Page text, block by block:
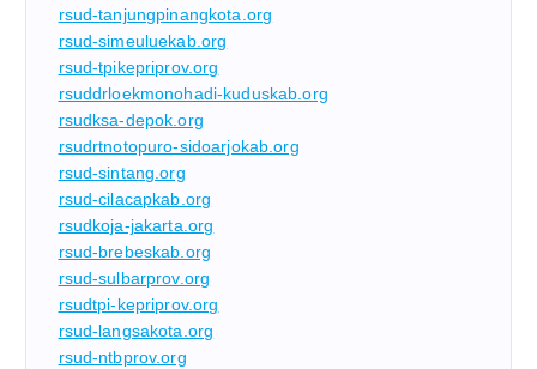
rsud-tanjungpinangkota.org
rsud-simeuluekab.org
rsud-tpikepriprov.org
rsuddrloekmonohadi-kuduskab.org
rsudksa-depok.org
rsudrtnotopuro-sidoarjokab.org
rsud-sintang.org
rsud-cilacapkab.org
rsudkoja-jakarta.org
rsud-brebeskab.org
rsud-sulbarprov.org
rsudtpi-kepriprov.org
rsud-langsakota.org
rsud-ntbprov.org